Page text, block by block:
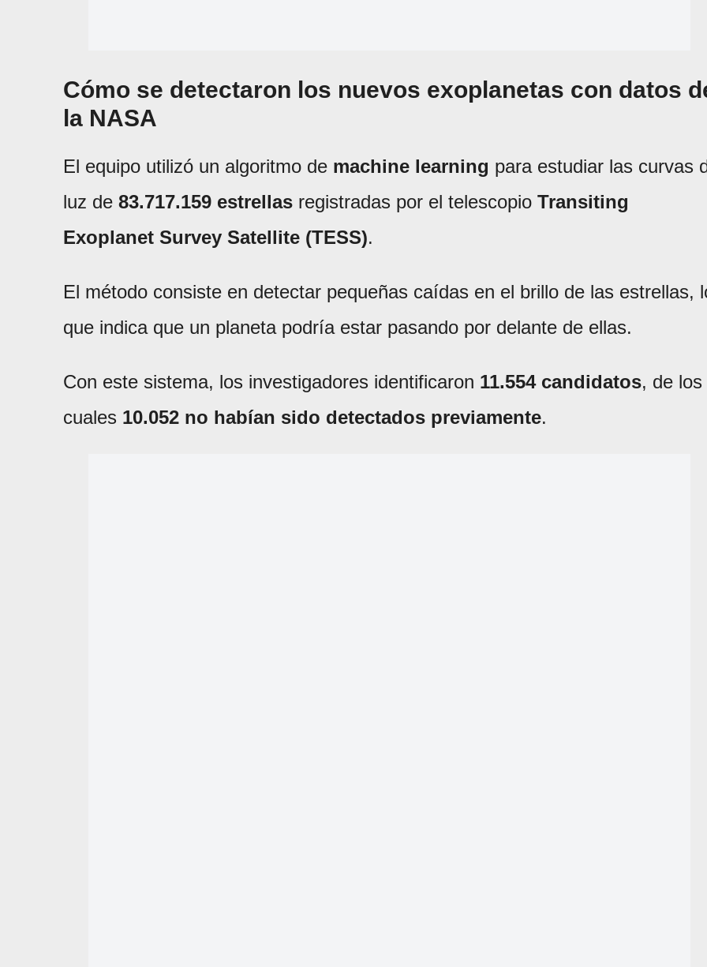
Cómo se detectaron los nuevos exoplanetas con datos
la NASA
El equipo utilizó un algoritmo de machine learning para estudiar las curvas
luz de 83.717.159 estrellas registradas por el telescopio Transiting
Exoplanet Survey Satellite (TESS).
El método consiste en detectar pequeñas caídas en el brillo de las estrellas,
que indica que un planeta podría estar pasando por delante de ellas.
Con este sistema, los investigadores identificaron 11.554 candidatos, de los
cuales 10.052 no habían sido detectados previamente.